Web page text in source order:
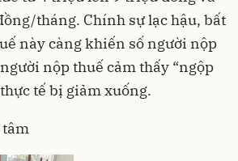
tháng. Chính sự lạc hậu, bất
này càng khiến số người nộp
nộp thuế cảm thấy “ngộp
tế bị giảm xuống.
tâm